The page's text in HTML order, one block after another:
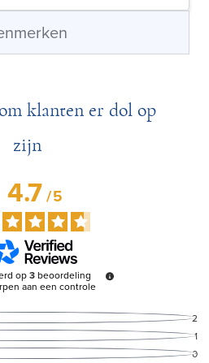
klanten er dol op
zijn
4.7/5
op3beoordeling
aan een controle
2
1
0